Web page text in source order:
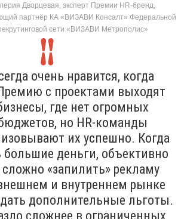
Дворцевая, эксперт Премии HR-бренд,
партнёр КА «ВИЗАВИ Консалт» Федеральной
сети «ВИЗАВИ Метрополис»
очень нравится, когда
с проектами выходят
где нет огромных
но HR-команды
их успешно. Когда
большие деньги, объективно
сложно «запилить» рекламу
и внутреннем рынке
дополнительные льготы.
сложнее в ограниченных